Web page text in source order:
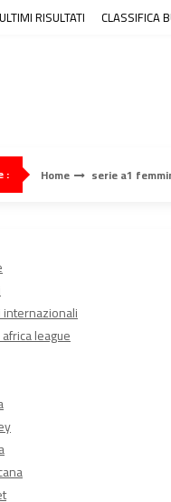
ULTIMI RISULTATI CLASSIFICA
: Home serie a1
internazionali
league